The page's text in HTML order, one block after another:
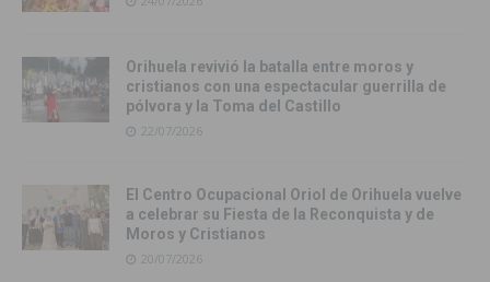
Orihuela revivió la batalla entre moros y
cristianos con una espectacular guerrilla de
pólvora y la Toma del Castillo
22/07/2026
El Centro Ocupacional Oriol de Orihuela vuelve
a celebrar su Fiesta de la Reconquista y de
Moros y Cristianos
20/07/2026